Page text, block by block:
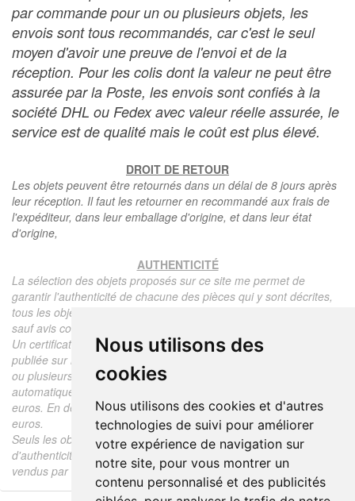
Nous utilisons des
cookies
Nous utilisons des cookies et d'autres
technologies de suivi pour améliorer
votre expérience de navigation sur
notre site, pour vous montrer un
contenu personnalisé et des publicités
par commande pour un ou plusieurs objets, les
envois sont tous recommandés, car c'est le seul
moyen d'avoir une preuve de l'envoi et de la
réception. Pour les colis dont la valeur ne peut être
assurée par la Poste, les envois sont confiés à la
société DHL ou Fedex avec valeur réelle assurée, le
service est de qualité mais le coût est plus élevé.
DROIT DE RETOUR
Les objets peuvent être retournés dans un délai de 8 jours après
leur réception. Il faut les retourner en recommandé aux frais de
l'expéditeur, dans leur emballage d'origine, et dans leur état
d'origine,
AUTHENTICITÉ
La sélection des objets proposés sur ce site me permet de
garantir l'authenticité de chacune des pièces qui y sont décrites,
tous les objets proposés sont garantis d'époque et authentiques,
sauf avis contraire ou restriction dans la description.
Un certificat d'authenticité de l'objet reprenant la description
publiée sur le site, l'époque, le prix de vente, accompagné d'une
ou plusieurs photographies en couleurs est communiqué
automatiquement pour tout objet dont le prix est supérieur à 130
euros. En dessous de ce prix chaque certificat est facturé 5
euros.
Seuls les objets vendus par mes soins font l'objet d'un certificat
d'authenticité, je ne fais aucun rapport d'expertise pour les objets
vendus par des tiers (confrères ou collectionneurs).